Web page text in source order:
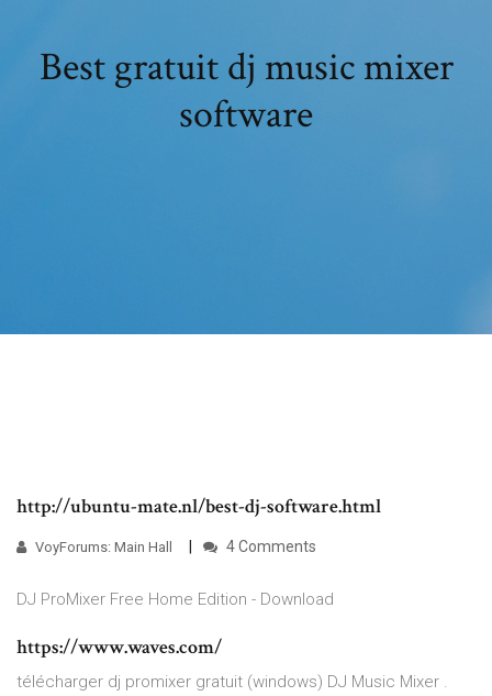
Best gratuit dj music mixer
software
http://ubuntu-mate.nl/best-dj-software.html
VoyForums: Main Hall 4 Comments
DJ ProMixer Free Home Edition - Download
https://www.waves.com/
télécharger dj promixer gratuit (windows) DJ Music Mixer .